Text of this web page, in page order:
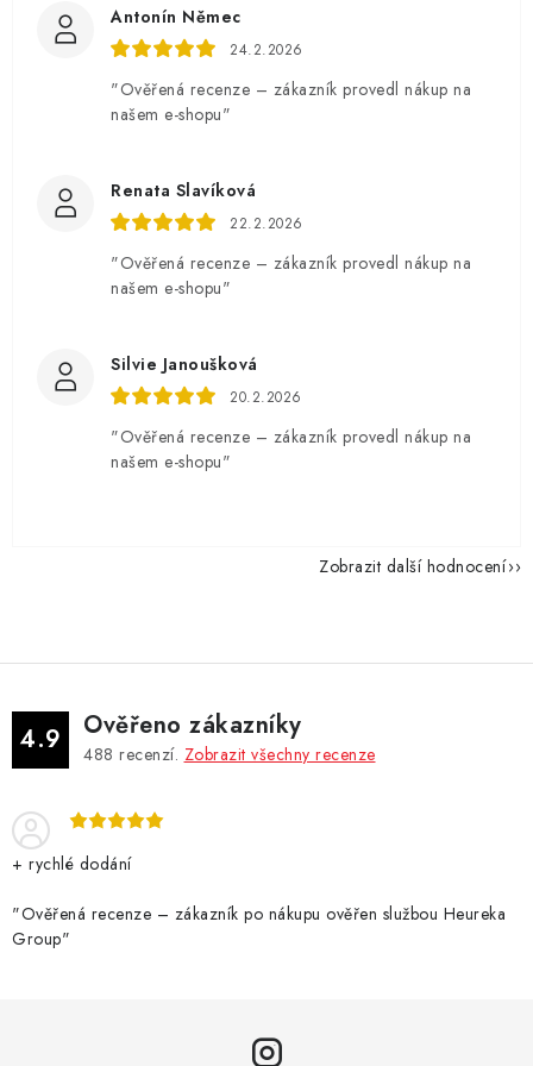
Antonín Němec
24.2.2026
"Ověřená recenze – zákazník provedl nákup na
našem e-shopu"
Renata Slavíková
22.2.2026
"Ověřená recenze – zákazník provedl nákup na
našem e-shopu"
Silvie Janoušková
20.2.2026
"Ověřená recenze – zákazník provedl nákup na
našem e-shopu"
Zobrazit další hodnocení
4.9 Ověřeno zákazníky
488 recenzí. Zobrazit všechny recenze
+ rychlé dodání
"Ověřená recenze – zákazník po nákupu ověřen službou Heureka
Group"